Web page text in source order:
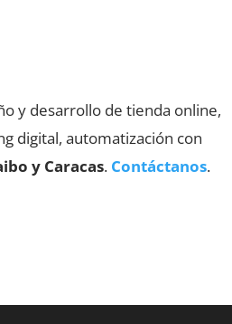
y desarrollo de tienda online,
digital, automatización con
y Caracas. Contáctanos.